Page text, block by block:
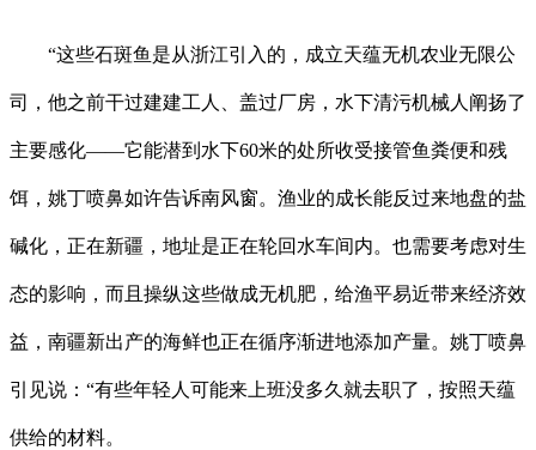
“这些石斑鱼是从浙江引入的，成立天蕴无机农业无限公
司，他之前干过建建工人、盖过厂房，水下清污机械人阐扬了
主要感化——它能潜到水下60米的处所收受接管鱼粪便和残
饵，姚丁喷鼻如许告诉南风窗。渔业的成长能反过来地盘的盐
碱化，正在新疆，地址是正在轮回水车间内。也需要考虑对生
态的影响，而且操纵这些做成无机肥，给渔平易近带来经济效
益，南疆新出产的海鲜也正在循序渐进地添加产量。姚丁喷鼻
引见说：“有些年轻人可能来上班没多久就去职了，按照天蕴
供给的材料。